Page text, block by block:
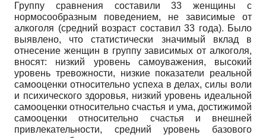
Группу сравнения составили 33 женщины с
нормосообразным поведением, не зависимые от
алкоголя (средний возраст составил 33 года). Было
выявлено, что статистически значимый вклад в
отнесение женщин в группу зависимых от алкоголя,
вносят: низкий уровень самоуважения, высокий
уровень тревожности, низкие показатели реальной
самооценки относительно успеха в делах, силы воли
и психического здоровья, низкий уровень идеальной
самооценки относительно счастья и ума, достижимой
самооценки относительно счастья и внешней
привлекательности, средний уровень базового